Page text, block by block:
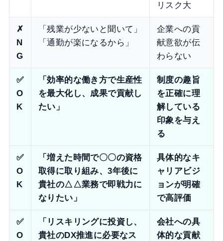
リスク大
✗
N
G
「残業が少ないと聞いて」
「通勤が楽になるから」
企業への貢
献意欲が伝
わらない
✅
O
K
「効率的な働き方で生産性
を最大化し、成果で貢献し
たい」
制度の趣旨
を正確に理
解している
印象を与え
る
✅
O
K
「増えた時間で〇〇の資格
取得に取り組み、3年後に
貴社の△△業務で即戦力に
なりたい」
具体的なキ
ャリアビジ
ョンが明確
で高評価
✅
O
「リスキリングに投資し、
貴社のDX推進に必要なス
会社への具
体的な貢献